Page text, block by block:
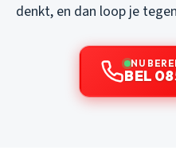
denkt, en dan loop je
NU
BEL